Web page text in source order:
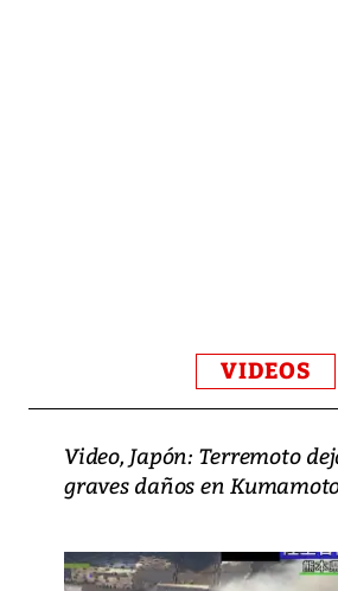
VIDEOS
Video, Japón: Terremoto
graves daños en